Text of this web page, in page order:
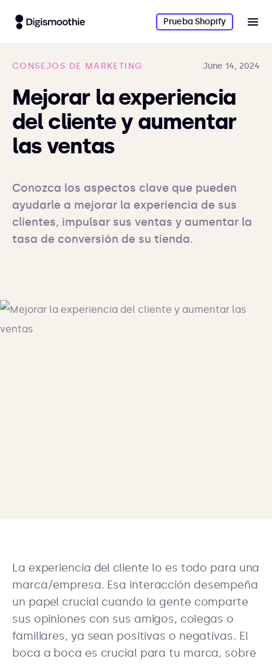
Prueba Shopify
CONSEJOS DE MARKETING June 14, 2024
Mejorar la experiencia
del cliente y aumentar
las ventas
Conozca los aspectos clave que pueden
ayudarle a mejorar la experiencia de sus
clientes, impulsar sus ventas y aumentar la
tasa de conversión de su tienda.
La experiencia del cliente lo es todo para una
marca/empresa. Esa interacción desempeña
un papel crucial cuando la gente comparte
sus opiniones con sus amigos, colegas o
familiares, ya sean positivas o negativas. El
boca a boca es crucial para tu marca, sobre